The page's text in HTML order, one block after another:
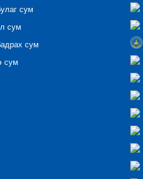
сум
сум
сум
сум